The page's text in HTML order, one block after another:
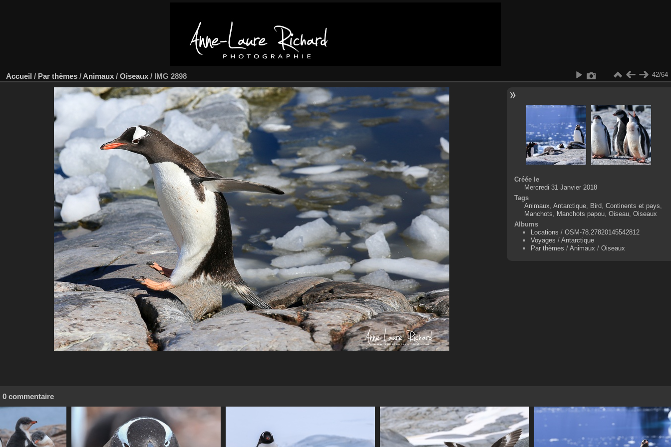
Accueil / Par thèmes / Animaux / Oiseaux / IMG 2898 42/64
Créée le
Mercredi 31 Janvier 2018
Tags
Animaux, Antarctique, Bird, Continents et pays,
Manchots, Manchots papou, Oiseau, Oiseaux
Albums
Locations / OSM-78.27820145542812
Voyages / Antarctique
Par thèmes / Animaux / Oiseaux
0 commentaire